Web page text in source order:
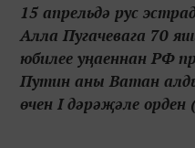
15 апрельдә рус
Алла Пугачевага 70
юбилее уңаеннан РФ
Путин аны Ватан
өчен I дәрәҗәле орден